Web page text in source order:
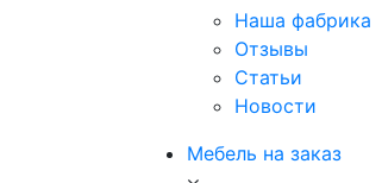
Наша фабрика
Отзывы
Статьи
Новости
Мебель на заказ